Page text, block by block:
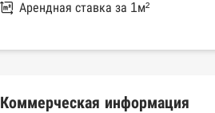
Арендная ставка за 1м²
Коммерческая информация